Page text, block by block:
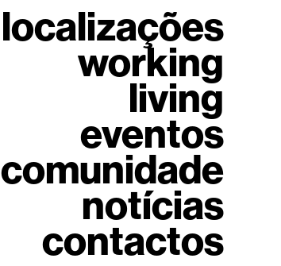
localizações
working
living
eventos
comunidade
notícias
contactos